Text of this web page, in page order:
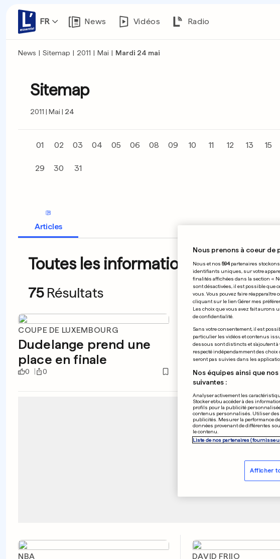
FR News Vidéos Radio
News | Sitemap | 2011 | Mai | Mardi 24 mai
Sitemap
2011 Mai 24
01 02 03 04 05 06 08 09 10 11 12 13 15
29 30 31
Articles
Toutes les informations du
75 Résultats
COUPE DE LUXEMBOURG
Dudelange prend une
place en finale
0 0
GARDIENNAGE
Au moins 70
sur le carreau
0 0
NBA DAVID FRIIO
Nous prenons à coeur de
Nous et nos 594partenaires stockons
identifiants uniques, sur votre
finalités affichées dans la section «
sont désactivées, il est possible que
vous. Vous pouvez faire réapparaître
cliquant sur le lien Gérer mes
Les choix que vous avez fait aurons
de confidentialité.
Sans votre consentement, il est
particulier les vidéos et contenus
dessous sont distincts et s'ajoutent à
respecté indépendamment des choix
seront pas suivies dans les
Nos équipes ainsi que
suivantes :
Analyser activement les
Stocker et/ou accéder à des
profils pour la publicité
contenus personnalisés. Utiliser
publicités. Mesurer la performance
données provenant de différentes
le contenu.
Liste de nos partenaires
Afficher